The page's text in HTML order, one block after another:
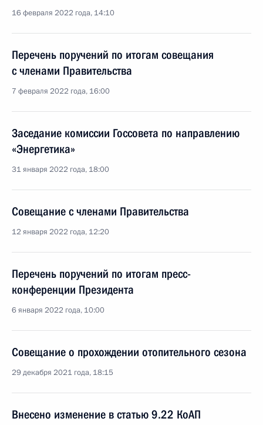
16 февраля 2022 года, 14:10
Перечень поручений по итогам совещания
с членами Правительства
7 февраля 2022 года, 16:00
Заседание комиссии Госсовета по направлению
«Энергетика»
31 января 2022 года, 18:00
Совещание с членами Правительства
12 января 2022 года, 12:20
Перечень поручений по итогам пресс-
конференции Президента
6 января 2022 года, 10:00
Совещание о прохождении отопительного сезона
29 декабря 2021 года, 18:15
Внесено изменение в статью 9.22 КоАП